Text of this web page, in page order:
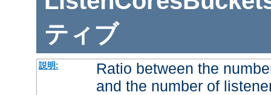
ティブ
説明:
Ratio between the
and the number of